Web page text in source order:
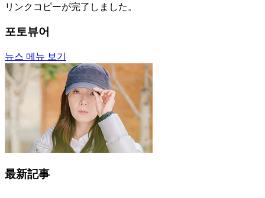
リンクコピーが完了しました。
포토뷰어
뉴스 메뉴 보기
最新記事